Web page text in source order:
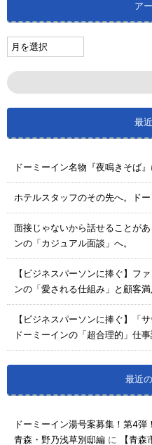
ア
最
ドーミーイン名物『夜鳴きそば
ホテルスタッフのその先へ。ド
面接じゃないから話せることが
ンの「カジュアル面談」へ。
【ビジネスパーソンに捧ぐ】フ
ンの「愛される仕組み」と顧客満
【ビジネスパーソンに捧ぐ】「
ドーミーインの「超合理的」仕事
最近
ドーミーイン湯号案募集！第4
青森・野乃浅草別邸編 に
【青